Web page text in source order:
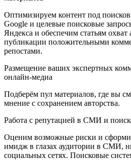
Оптимизируем контент под
Google и целевые поисковые
Яндекса и обеспечим статьям
публикации положительными
репостами.
Размещение ваших экспертных
онлайн-медиа
Подберём пул материалов, где вы
мнение с сохранением авторства.
Работа с репутацией в СМИ и
Оценим возможные риски и
имидж в глазах аудитории в СМИ,
социальных сетях. Поисковые